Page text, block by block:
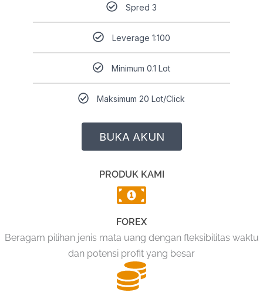
Spred 3
Leverage 1:100
Minimum 0.1 Lot
Maksimum 20 Lot/Click
BUKA AKUN
PRODUK KAMI
FOREX
Beragam pilihan jenis mata uang dengan fleksibilitas waktu
dan potensi profit yang besar